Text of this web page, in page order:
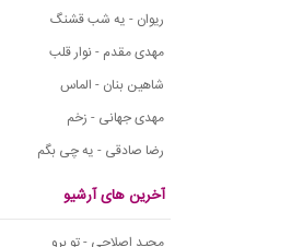
ریوان - یه شب قشنگ
مهدی مقدم - نوار قلب
شاهین بنان - الماس
مهدی جهانی - زخم
رضا صادقی - یه چی بگم
آخرین های آرشیو